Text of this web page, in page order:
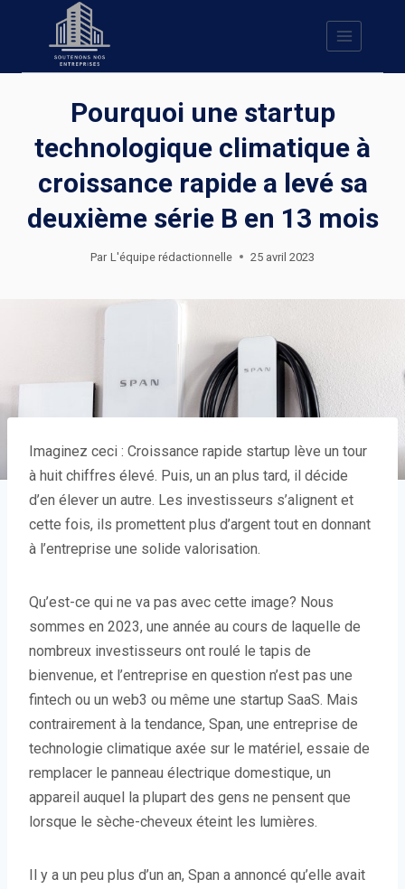
Pourquoi une startup
technologique climatique à
croissance rapide a levé sa
deuxième série B en 13 mois
Par L'équipe rédactionnelle 25 avril 2023
Imaginez ceci : Croissance rapide startup lève un tour
à huit chiffres élevé. Puis, un an plus tard, il décide
d’en élever un autre. Les investisseurs s’alignent et
cette fois, ils promettent plus d’argent tout en donnant
à l’entreprise une solide valorisation.
Qu’est-ce qui ne va pas avec cette image? Nous
sommes en 2023, une année au cours de laquelle de
nombreux investisseurs ont roulé le tapis de
bienvenue, et l’entreprise en question n’est pas une
fintech ou un web3 ou même une startup SaaS. Mais
contrairement à la tendance, Span, une entreprise de
technologie climatique axée sur le matériel, essaie de
remplacer le panneau électrique domestique, un
appareil auquel la plupart des gens ne pensent que
lorsque le sèche-cheveux éteint les lumières.
Il y a un peu plus d’un an, Span a annoncé qu’elle avait